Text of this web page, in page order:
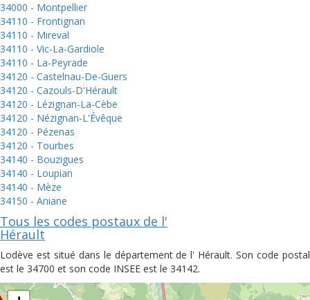
34000 - Montpellier
34110 - Frontignan
34110 - Mireval
34110 - Vic-La-Gardiole
34110 - La-Peyrade
34120 - Castelnau-De-Guers
34120 - Cazouls-D'Hérault
34120 - Lézignan-La-Cèbe
34120 - Nézignan-L'Évêque
34120 - Pézenas
34120 - Tourbes
34140 - Bouzigues
34140 - Loupian
34140 - Mèze
34150 - Aniane
Tous les codes postaux de l'
Hérault
Lodève est situé dans le département de l' Hérault. Son code postal
est le 34700 et son code INSEE est le 34142.